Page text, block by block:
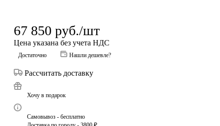
67 850 руб./шт
Цена указана без учета НДС
Достаточно Нашли дешевле?
Рассчитать доставку
Хочу в подарок
Самовывоз - бесплатно